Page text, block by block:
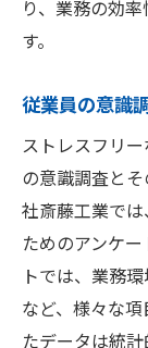
り、業務の効
す。
従業員の意識
ストレスフリ
の意識調査と
社斎藤工業で
ためのアンケ
トでは、業務
など、様々な
たデータは統